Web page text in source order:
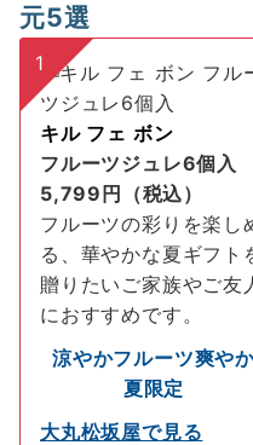
元5選
1
キル フェ ボン
フルーツジュレ6個入
5,799円（税込）
フルーツの彩りを楽し
る、華やかな夏ギフト
贈りたいご家族やご友
におすすめです。
涼やかフルーツ爽や
夏限定
大丸松坂屋で見る